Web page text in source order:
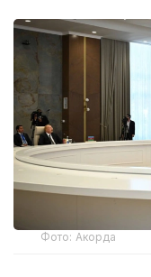
Фото: Акорда